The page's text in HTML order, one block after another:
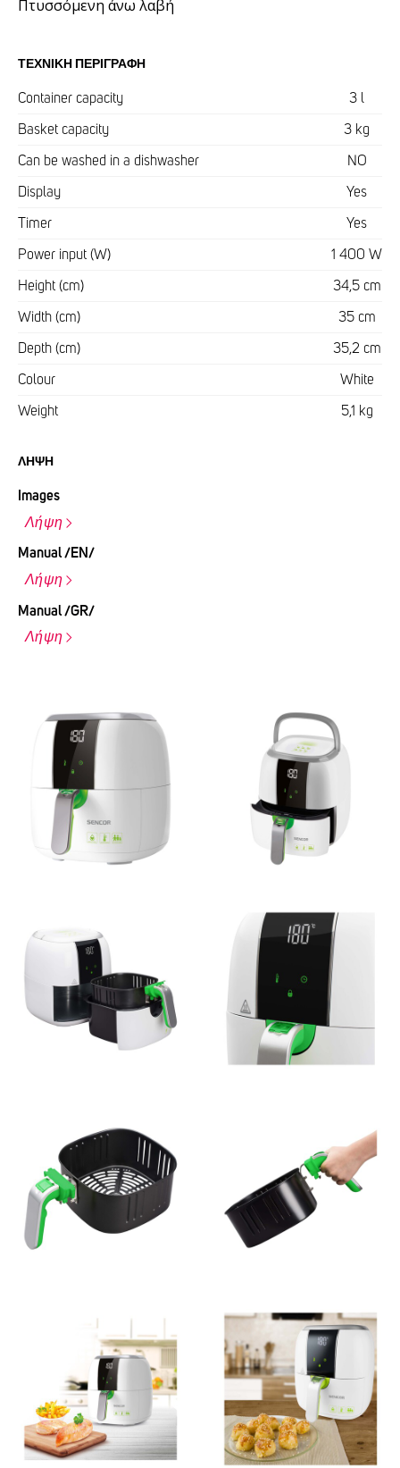
Πτυσσόμενη άνω λαβή
ΤΕΧΝΙΚΉ ΠΕΡΙΓΡΑΦΉ
Container capacity 3 l
Basket capacity 3 kg
Can be washed in a dishwasher NO
Display Yes
Timer Yes
Power input (W) 1 400 W
Height (cm) 34,5 cm
Width (cm) 35 cm
Depth (cm) 35,2 cm
Colour White
Weight 5,1 kg
ΛΉΨΗ
Images
Λήψη
Manual /EN/
Λήψη
Manual /GR/
Λήψη